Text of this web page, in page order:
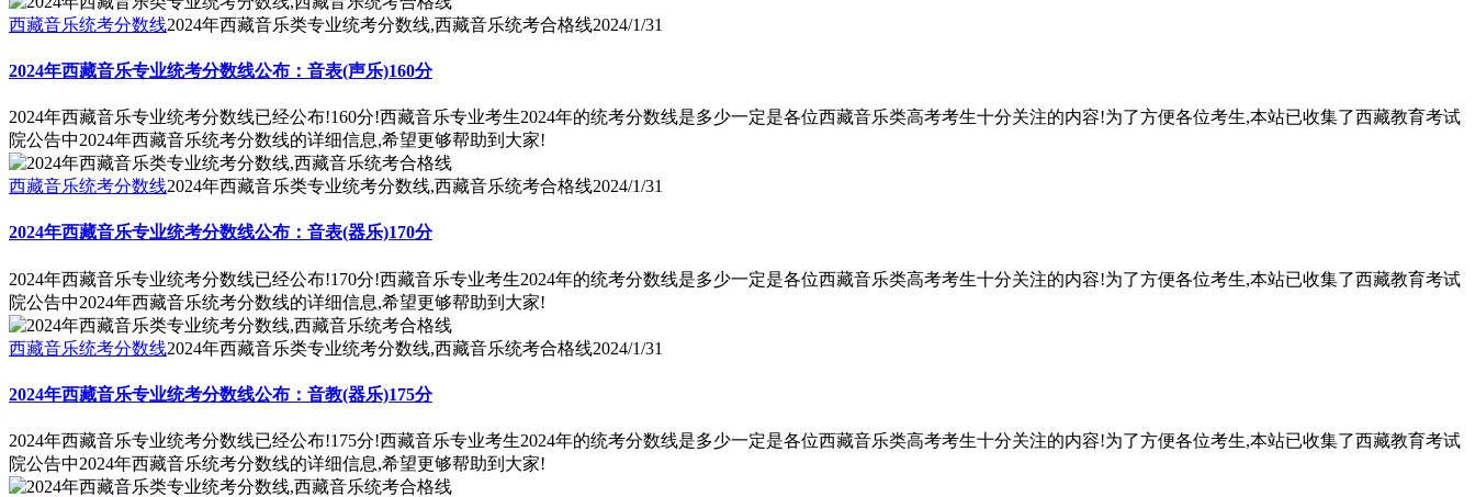
西藏音乐统考分数线2024年西藏音乐类专业统考分数线,西藏音乐统考合格线2024/1/31
2024年西藏音乐专业统考分数线公布：音表(声乐)160分
2024年西藏音乐专业统考分数线已经公布!160分!西藏音乐专业考生2024年的统考分数线是多少一定是各位西藏音乐类高考考生十分关注的内容!为了方便各位考生,本站已收集了西藏教育考试
院公告中2024年西藏音乐统考分数线的详细信息,希望更够帮助到大家!
西藏音乐统考分数线2024年西藏音乐类专业统考分数线,西藏音乐统考合格线2024/1/31
2024年西藏音乐专业统考分数线公布：音表(器乐)170分
2024年西藏音乐专业统考分数线已经公布!170分!西藏音乐专业考生2024年的统考分数线是多少一定是各位西藏音乐类高考考生十分关注的内容!为了方便各位考生,本站已收集了西藏教育考试
院公告中2024年西藏音乐统考分数线的详细信息,希望更够帮助到大家!
西藏音乐统考分数线2024年西藏音乐类专业统考分数线,西藏音乐统考合格线2024/1/31
2024年西藏音乐专业统考分数线公布：音教(器乐)175分
2024年西藏音乐专业统考分数线已经公布!175分!西藏音乐专业考生2024年的统考分数线是多少一定是各位西藏音乐类高考考生十分关注的内容!为了方便各位考生,本站已收集了西藏教育考试
院公告中2024年西藏音乐统考分数线的详细信息,希望更够帮助到大家!